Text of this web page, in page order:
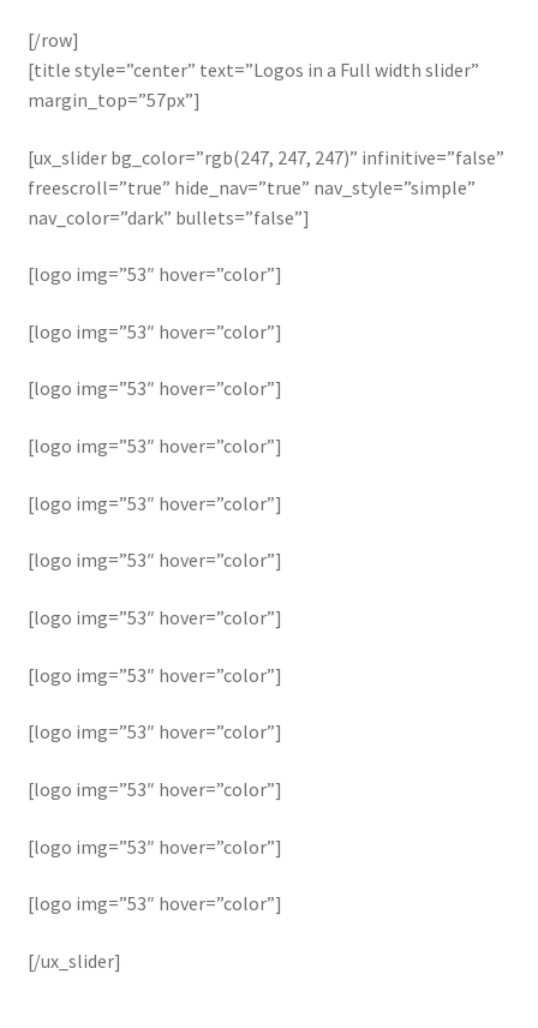
[/row]
[title style=”center” text=”Logos in a Full width slider”
margin_top=”57px”]
[ux_slider bg_color=”rgb(247, 247, 247)” infinitive=”false”
freescroll=”true” hide_nav=”true” nav_style=”simple”
nav_color=”dark” bullets=”false”]
[logo img=”53″ hover=”color”]
[logo img=”53″ hover=”color”]
[logo img=”53″ hover=”color”]
[logo img=”53″ hover=”color”]
[logo img=”53″ hover=”color”]
[logo img=”53″ hover=”color”]
[logo img=”53″ hover=”color”]
[logo img=”53″ hover=”color”]
[logo img=”53″ hover=”color”]
[logo img=”53″ hover=”color”]
[logo img=”53″ hover=”color”]
[logo img=”53″ hover=”color”]
[/ux_slider]